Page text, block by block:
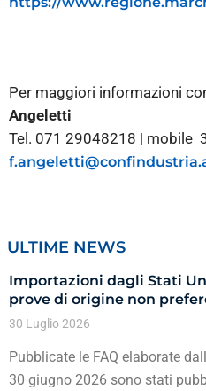
Per maggiori informazioni
Angeletti
Tel. 071 29048218 | mobile
ULTIME NEWS
Importazioni dagli Stati
prove di origine non
30 Luglio 2026
Pubblicate le FAQ elaborate
30 giugno 2026 sono stati